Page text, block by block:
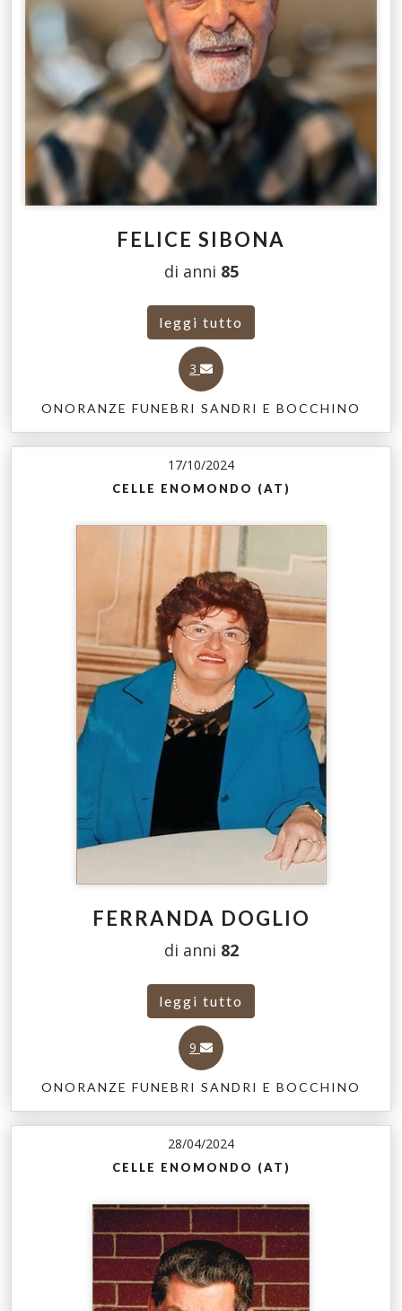
FELICE SIBONA
di anni 85
leggi tutto
3
ONORANZE FUNEBRI SANDRI E BOCCHINO
17/10/2024
CELLE ENOMONDO (AT)
FERRANDA DOGLIO
di anni 82
leggi tutto
9
ONORANZE FUNEBRI SANDRI E BOCCHINO
28/04/2024
CELLE ENOMONDO (AT)